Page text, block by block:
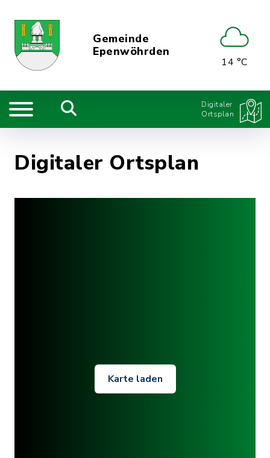
Gemeinde
Epenwöhrden
14 °C
Digitaler
Ortsplan
Digitaler Ortsplan
Karte laden